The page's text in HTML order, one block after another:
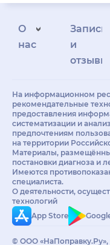
О
нас
Запись
и
отзывы
На информационном
рекомендательные
предоставления
систематизации и
предпочтениям
на территории
Материалы,
постановки диагноза и
Имеются
специалиста.
О деятельности,
технологий
App Store
© ООО «НаПоправку.Ру»,